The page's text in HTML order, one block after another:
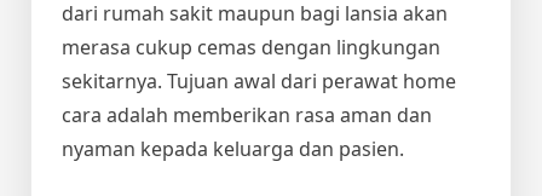
dari rumah sakit maupun bagi lansia akan
merasa cukup cemas dengan lingkungan
sekitarnya. Tujuan awal dari perawat home
cara adalah memberikan rasa aman dan
nyaman kepada keluarga dan pasien.